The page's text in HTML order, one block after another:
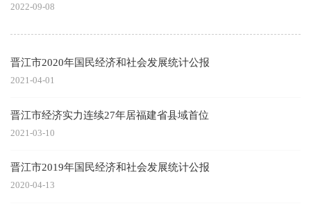
2022-09-08
晋江市2020年国民经济和社会发展统计公报
2021-04-01
晋江市经济实力连续27年居福建省县域首位
2021-03-10
晋江市2019年国民经济和社会发展统计公报
2020-04-13